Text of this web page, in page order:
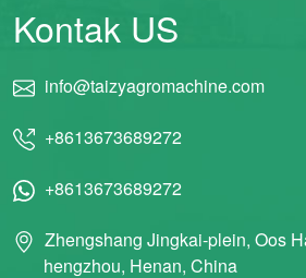
Kontak US
info@taizyagromachine.com
+8613673689272
+8613673689272
Zhengshang Jingkai-plein, Oos
hengzhou, Henan, China